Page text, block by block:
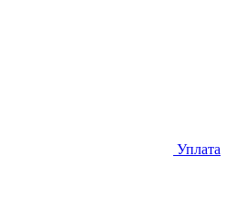
Уплата